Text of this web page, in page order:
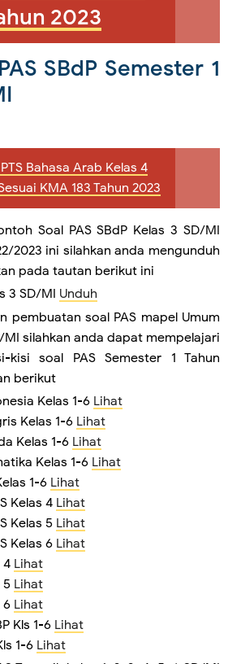
2023
SBdP Semester 1
Bahasa Arab Kelas 4
KMA 183 Tahun 2023
Soal PASSBdP Kelas 3 SD/MI
2023 ini silahkan anda mengunduh
pada tautan berikut ini
3 SD/MI Unduh
pembuatan soal PAS mapel Umum
MI silahkan anda dapat mempelajari
kisi soal PAS Semester 1 Tahun
berikut
Kelas 1-6 Lihat
Kelas 1-6 Lihat
Kelas 1-6 Lihat
Kelas 1-6 Lihat
1-6 Lihat
Kelas 4 Lihat
Kelas 5 Lihat
Kelas 6 Lihat
4 Lihat
5 Lihat
6 Lihat
Kls 1-6 Lihat
1-6 Lihat